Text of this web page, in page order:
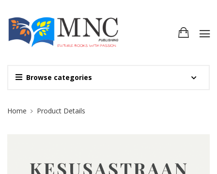
Browse categories
Site Breadcrumb
Home Product Details